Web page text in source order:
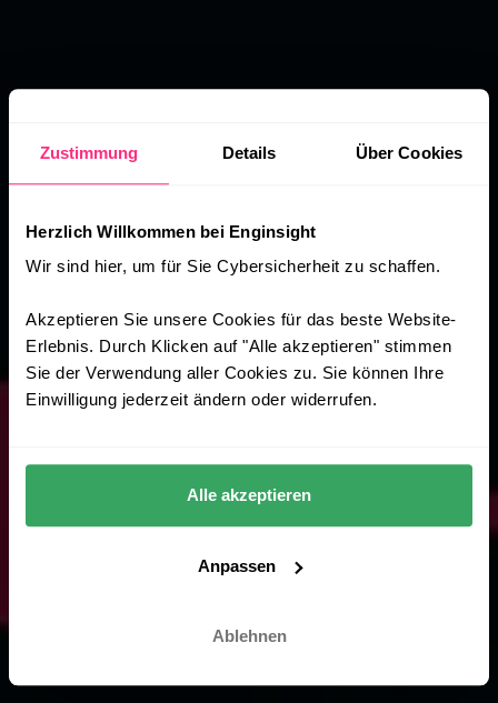
Zustimmung Details Über Cookies
Herzlich Willkommen bei Enginsight
Wir sind hier, um für Sie Cybersicherheit zu schaffen.
Akzeptieren Sie unsere Cookies für das beste Website-
Erlebnis. Durch Klicken auf "Alle akzeptieren" stimmen
Sie der Verwendung aller Cookies zu. Sie können Ihre
Einwilligung jederzeit ändern oder widerrufen.
Alle akzeptieren
Anpassen
Ablehnen